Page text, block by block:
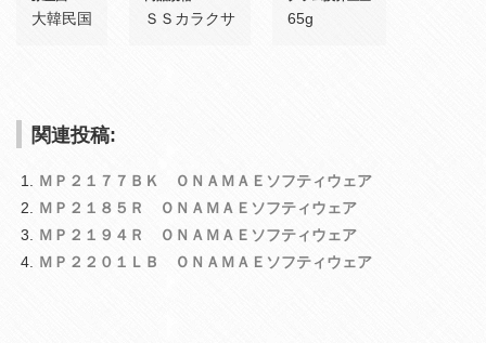
大韓民国 ＳＳカラクサ 65g
関連投稿:
ＭＰ２１７７ＢＫ ＯＮＡＭＡＥソフティウェア
ＭＰ２１８５Ｒ ＯＮＡＭＡＥソフティウェア
ＭＰ２１９４Ｒ ＯＮＡＭＡＥソフティウェア
ＭＰ２２０１ＬＢ ＯＮＡＭＡＥソフティウェア